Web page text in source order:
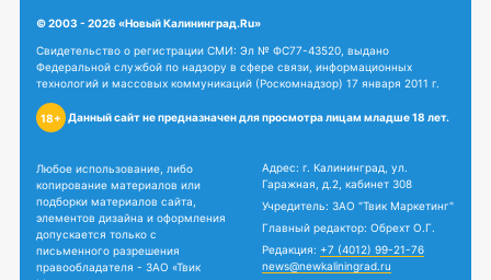
© 2003 - 2026 «Новый Калининград.Ru»
Свидетельство о регистрации СМИ: Эл № ФС77-43520, выдано
Федеральной службой по надзору в сфере связи, информационных
технологий и массовых коммуникаций (Роскомнадзор) 17 января 2011 г.
18+ Данный сайт не предназначен для просмотра лицам младше 18 лет.
Любое использование, либо
копирование материалов или
подборки материалов сайта,
элементов дизайна и оформления
допускается только с
письменного разрешения
правообладателя - ЗАО «Твик
Адрес: г. Калининград, ул.
Гаражная, д.2, кабинет 308
Учредитель: ЗАО "Твик Маркетинг"
Главный редактор: Обрехт О.Г.
Редакция: +7 (4012) 99-21-76
news@newkaliningrad.ru